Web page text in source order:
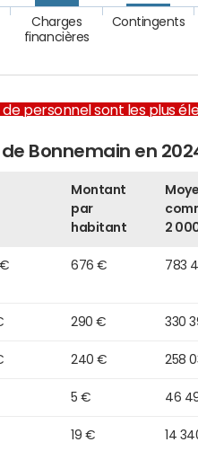
Charges
financières
Contingents
de personnel sont les plus
Bonnemain en
Montant
par
habitant
2
€ 676 € 783
290 € 330
240 € 258
5 € 46
19 € 14